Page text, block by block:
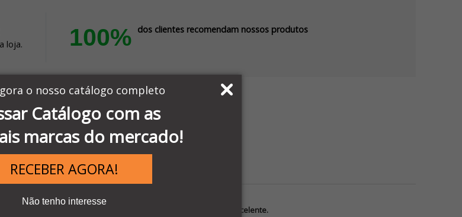
o nosso catálogo completo
Catálogo com as
marcas do mercado!
RECEBER AGORA!
Não tenho interesse
loja. 100% dos clientes recomendam nossos produtos
Altamente recomendado!
MDM08 - PLUG MINI DIN 8 PINOS MACH
Atendeu a nossa necessidade e o atendimento de vocês foi excelente.